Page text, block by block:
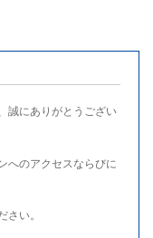
誠にありがとうござい
へのアクセスならびに
さい。